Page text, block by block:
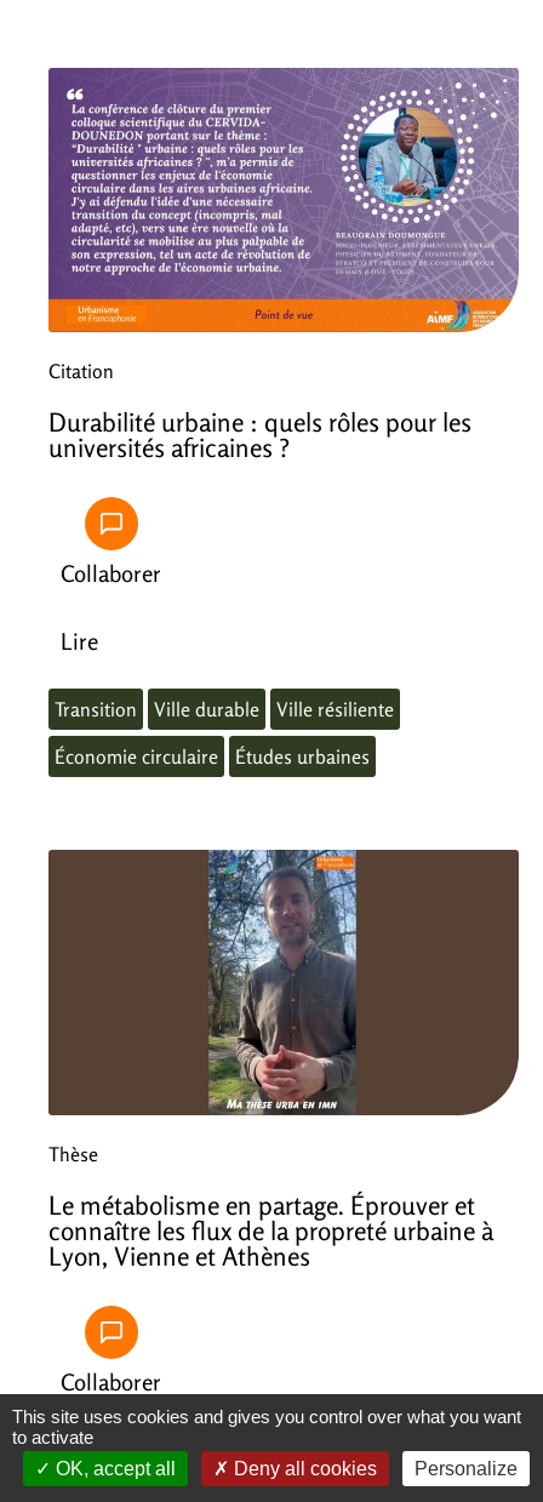
Citation
Durabilité urbaine : quels rôles pour les
universités africaines ?
Collaborer
Lire
Transition Ville durable
Ville résiliente
Économie circulaire
Études urbaines
Thèse
Le métabolisme en partage. Éprouver et
connaître les flux de la propreté urbaine à
Lyon, Vienne et Athènes
Collaborer
Lire
This site uses cookies and gives you control over what you want
to activate
OK, accept all
Deny all cookies Personalize